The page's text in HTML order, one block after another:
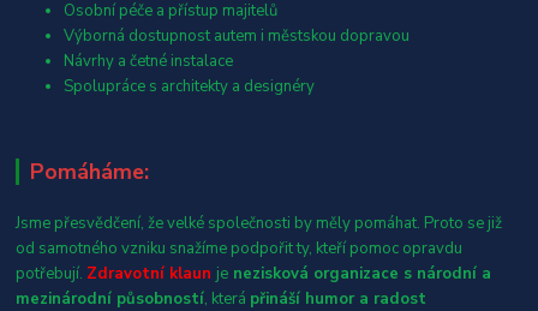
Osobní péče a přístup majitelů
Výborná dostupnost autem i městskou dopravou
Návrhy a četné instalace
Spolupráce s architekty a designéry
Pomáháme:
Jsme přesvědčení, že velké společnosti by měly pomáhat. Proto se již
od samotného vzniku snažíme podpořit ty, kteří pomoc opravdu
potřebují. Zdravotní klaun je nezisková organizace s národní a
mezinárodní působností, která přináší humor a radost